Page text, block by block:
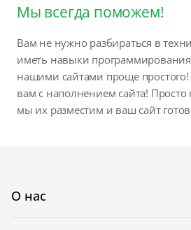
Мы всегда поможем!
Вам не нужно разбираться в
иметь навыки
нашими сайтами проще
вам с наполнением сайта!
мы их разместим и ваш сайт
О нас